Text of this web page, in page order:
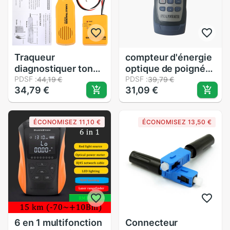
Traqueur
diagnostiquer ton
trouveur téléphone
fil câble testeur
Toner traceur inder
détecteur réseau
PDSF :44,19 €
34,79 €
compteur d'énergie
optique de poignée-
connecteur SC/FC
70 ~ + 10dBm,
testeur de câble à
FTTH
PDSF :39,79 €
31,09 €
ÉCONOMISEZ 11,10 €
6 en 1 multifonction
ÉCONOMISEZ 13,50 €
Connecteur